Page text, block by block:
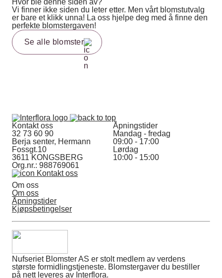
Hvor ble denne siden av?
Vi finner ikke siden du leter etter. Men vårt blomstutvalg
er bare et klikk unna! La oss hjelpe deg med å finne den
perfekte blomstergaven!
Se alle blomster
Kontakt oss
32 73 60 90
Berja senter, Hermann
Fossgt.10
3611 KONGSBERG
Org.nr.: 988769061
Kontakt oss
Åpningstider
Mandag - fredag
09:00 - 17:00
Lørdag
10:00 - 15:00
Om oss
Om oss
Åpningstider
Kjøpsbetingelser
Nufseriet Blomster AS er stolt medlem av verdens
største formidlingstjeneste. Blomstergaver du bestiller
på nett leveres av Interflora.